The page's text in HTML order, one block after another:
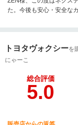
た。今後も安心・安全な
トヨタヴォクシーを
にゃーこ
総合評価
5.0